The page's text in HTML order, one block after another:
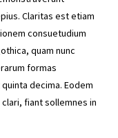
Claritas est etiam
consuetudium
quam nunc
formas
decima. Eodem
fiant sollemnes in